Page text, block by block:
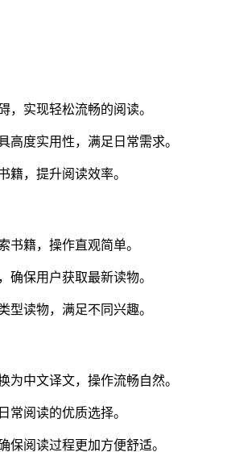
，实现轻松流畅的阅读。
高度实用性，满足日常需求。
籍，提升阅读效率。
书籍，操作直观简单。
确保用户获取最新读物。
型读物，满足不同兴趣。
为中文译文，操作流畅自然。
常阅读的优质选择。
保阅读过程更加方便舒适。